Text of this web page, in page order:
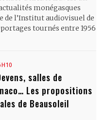
monégasques
de l’Institut audiovisuel de
tournés entre 1956
salles de
Les propositions
de Beausoleil